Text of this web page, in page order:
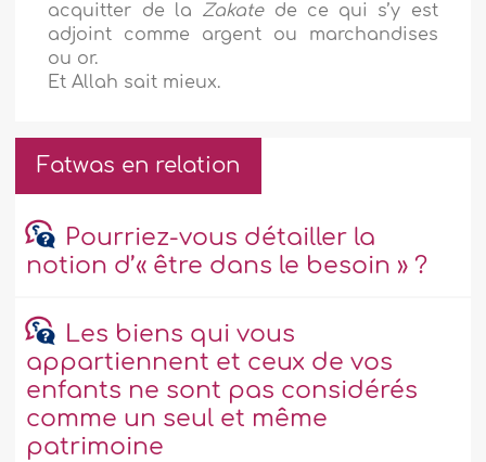
acquitter de la Zakatede ce qui s’y est
adjoint comme argent ou marchandises
ou or.
Et Allah sait mieux.
Fatwas en relation
Pourriez-vous détailler la
notion d’« être dans le besoin » ?
Les biens qui vous
appartiennent et ceux de vos
enfants ne sont pas considérés
comme un seul et même
patrimoine